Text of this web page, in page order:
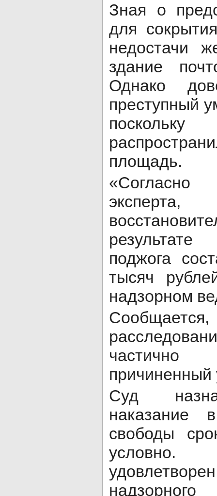
Зная о
для
недостачи
здание
Однако
преступный
площадь.
поджога
тысяч
надзорном
Суд
наказание
свободы